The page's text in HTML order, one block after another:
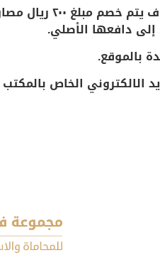
2. إذا رغب العميل
دافعها الأصلي.